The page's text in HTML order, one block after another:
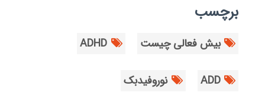
برچسب
بیش فعالی چیست ADHD
ADD نوروفیدبک